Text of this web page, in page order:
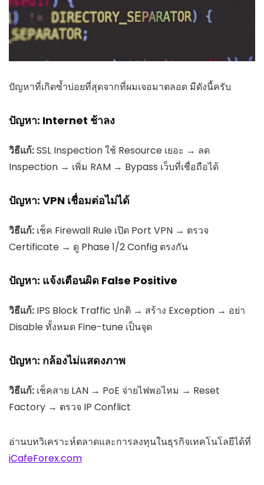
ปัญหาที่เกิดซ้ำบ่อยที่สุดจากที่ผมเจอมาตลอด มีดังนี้ครับ
ปัญหา: Internet ช้าลง
วิธีแก้:SSL Inspection ใช้ Resource เยอะ → ลด
Inspection → เพิ่ม RAM → Bypass เว็บที่เชื่อถือได้
ปัญหา: VPN เชื่อมต่อไม่ได้
วิธีแก้: เช็ค Firewall Rule เปิด Port VPN → ตรวจ
Certificate → ดู Phase 1/2 Config ตรงกัน
ปัญหา: แจ้งเตือนผิด False Positive
วิธีแก้: IPS Block Traffic ปกติ → สร้าง Exception → อย่า
Disable ทั้งหมด Fine-tune เป็นจุด
ปัญหา: กล้องไม่แสดงภาพ
วิธีแก้: เช็คสาย LAN → PoE จ่ายไฟพอไหม → Reset
Factory → ตรวจ IP Conflict
อ่านบทวิเคราะห์ตลาดและการลงทุนในธุรกิจเทคโนโลยีได้ที่
iCafeForex.com